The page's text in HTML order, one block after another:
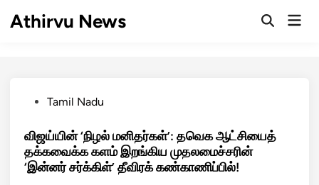
Athirvu News
OpenMain
PostedTamil Nadu
விஜய்யின் ‘நிழல் மனிதர்கள்’: தவெக ஆட்சியைத்
தக்கவைக்க களம் இறங்கிய முதலமைச்சரின்
‘இன்னர் சர்க்கிள்’ தீவிரக் கண்காணிப்பில்!